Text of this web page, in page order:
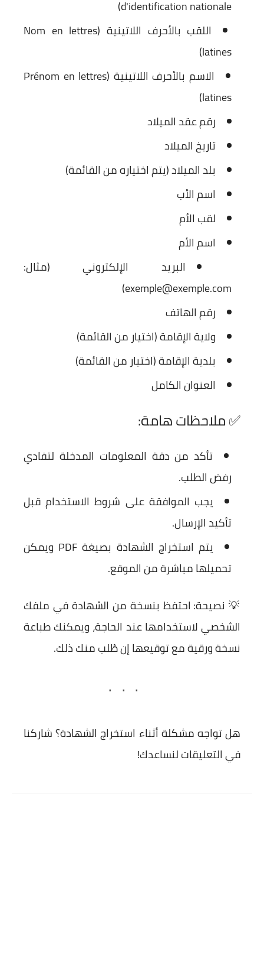
d'identification nationale)
اللقب بالأحرف اللاتينية (Nom en lettres
latines)
الاسم بالأحرف اللاتينية (Prénom en lettres
latines)
رقم عقد الميلاد
تاريخ الميلاد
بلد الميلاد(يتم اختياره من القائمة)
اسم الأب
لقب الأم
اسم الأم
البريد الإلكتروني(مثال:
exemple@exemple.com)
رقم الهاتف
ولاية الإقامة(اختيار من القائمة)
بلدية الإقامة(اختيار من القائمة)
العنوان الكامل
✅ ملاحظات هامة:
تأكد من دقة المعلومات المدخلة لتفادي
رفض الطلب.
يجب الموافقة على شروط الاستخدامقبل
تأكيد الإرسال.
يتم استخراج الشهادة بصيغة PDF ويمكن
تحميلها مباشرة من الموقع.
💡 نصيحة: احتفظ بنسخة من الشهادة في ملفك
الشخصي لاستخدامها عند الحاجة، ويمكنك طباعة
نسخة ورقية مع توقيعها إن طُلب منك ذلك.
هل تواجه مشكلة أثناء استخراج الشهادة؟شاركنا
في التعليقات لنساعدك!